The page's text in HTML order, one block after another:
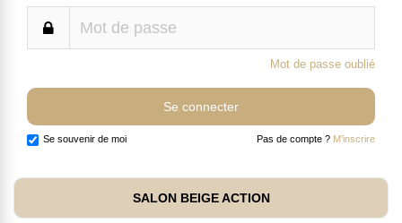
Mot de passe oublié
Se souvenir de moi Pas de compte ? M'inscrire
SALON BEIGE ACTION